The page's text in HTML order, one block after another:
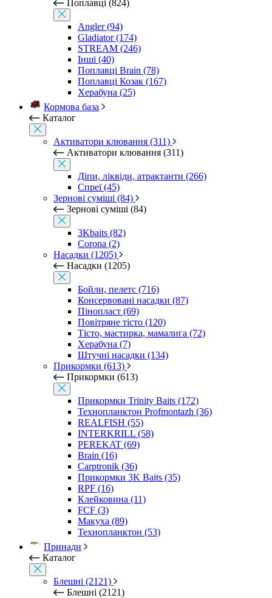
Поплавці (824)
Angler (94)
Gladiator (174)
STREAM (246)
Інші (40)
Поплавці Brain (78)
Поплавці Козак (167)
Херабуна (25)
Кормова база
Каталог
Активатори клювання (311)
Активатори клювання (311)
Діпи, ліквіди, атрактанти (266)
Спреї (45)
Зернові суміші (84)
Зернові суміші (84)
3Kbaits (82)
Corona (2)
Насадки (1205)
Насадки (1205)
Бойли, пелетс (716)
Консервовані насадки (87)
Пінопласт (69)
Повітряне тісто (120)
Тісто, мастирка, мамалига (72)
Херабуна (7)
Штучні насадки (134)
Прикормки (613)
Прикормки (613)
Прикормки Trinity Baits (172)
Технопланктон Profmontazh (36)
REALFISH (55)
INTERKRILL (58)
PEREKAT (69)
Brain (16)
Carptronik (36)
Прикормки 3K Baits (35)
RPF (16)
Клейковина (11)
FCF (3)
Макуха (89)
Технопланктон (53)
Принади
Каталог
Блешні (2121)
Блешні (2121)